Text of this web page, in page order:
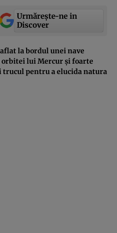
Urmărește-ne in
Discover
la bordul unei nave
lui Mercur și foarte
trucul pentru a elucida natura